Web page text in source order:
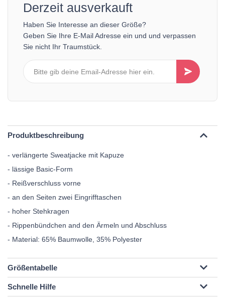
Derzeit ausverkauft
Haben Sie Interesse an dieser Größe?
Geben Sie Ihre E-Mail Adresse ein und und verpassen
Sie nicht Ihr Traumstück.
Produktbeschreibung
- verlängerte Sweatjacke mit Kapuze
- lässige Basic-Form
- Reißverschluss vorne
- an den Seiten zwei Eingrifftaschen
- hoher Stehkragen
- Rippenbündchen and den Ärmeln und Abschluss
- Material: 65% Baumwolle, 35% Polyester
Größentabelle
Schnelle Hilfe